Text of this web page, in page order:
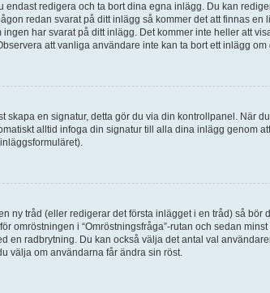
redigera och ta bort dina egna inlägg. Du kan
redan svarat på ditt inlägg så kommer det att finnas
har svarat på ditt inlägg. Det kommer inte heller att
att vanliga användare inte kan ta bort ett inlägg
skapa en signatur, detta gör du via din kontrollpanel. När
alltid infoga din signatur till alla dina inlägg
ny tråd (eller redigerar det första inlägget i en tråd) så
omröstningen i “Omröstningsfråga”-rutan och sedan
en radbrytning. Du kan också välja det antal val
välja om användarna får ändra sin röst.